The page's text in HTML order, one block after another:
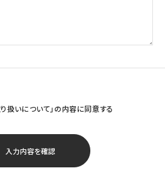
扱いについて」の内容に同意する